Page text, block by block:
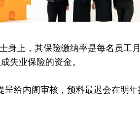
身上，其保险缴纳率是每名员工
失业保险的资金。
呈给内阁审核，预料最迟会在明年